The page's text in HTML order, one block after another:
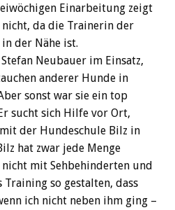
Einarbeitung zeigt
nicht, da die Trainerin der
der Nähe ist.
Neubauer im Einsatz,
anderer Hunde in
sonst war sie ein top
sucht sich Hilfe vor Ort,
der Hundeschule Bilz in
hat zwar jede Menge
mit Sehbehinderten und
Training so gestalten, dass
ich nicht neben ihm ging –